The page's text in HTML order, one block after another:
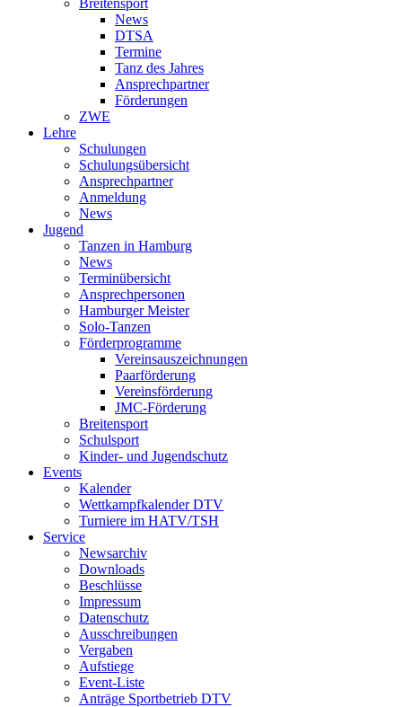
News
DTSA
Termine
Tanz des Jahres
Ansprechpartner
Förderungen
ZWE
Lehre
Schulungen
Schulungsübersicht
Ansprechpartner
Anmeldung
News
Jugend
Tanzen in Hamburg
News
Terminübersicht
Ansprechpersonen
Hamburger Meister
Solo-Tanzen
Förderprogramme
Vereinsauszeichnungen
Paarförderung
Vereinsförderung
JMC-Förderung
Breitensport
Schulsport
Kinder- und Jugendschutz
Events
Kalender
Wettkampfkalender DTV
Turniere im HATV/TSH
Service
Newsarchiv
Downloads
Beschlüsse
Impressum
Datenschutz
Ausschreibungen
Vergaben
Aufstiege
Event-Liste
Anträge Sportbetrieb DTV